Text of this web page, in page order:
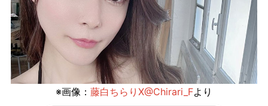
※画像： 藤白ちらりX@Chirari_Fより